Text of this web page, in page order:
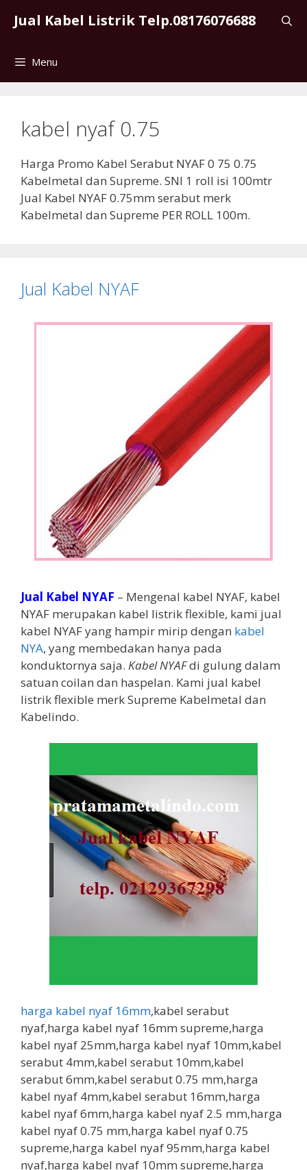
Jual Kabel Listrik Telp.08176076688
Menu
kabel nyaf 0.75
Harga Promo Kabel Serabut NYAF 0 75 0.75
Kabelmetal dan Supreme. SNI 1 roll isi 100mtr
Jual Kabel NYAF 0.75mm serabut merk
Kabelmetal dan Supreme PER ROLL 100m.
Jual Kabel NYAF
Jual Kabel NYAF – Mengenal kabel NYAF, kabel
NYAF merupakan kabel listrik flexible, kami jual
kabel NYAF yang hampir mirip dengan kabel
NYA, yang membedakan hanya pada
konduktornya saja. Kabel NYAFdi gulung dalam
satuan coilan dan haspelan. Kami jual kabel
listrik flexible merk Supreme Kabelmetal dan
Kabelindo.
harga kabel nyaf 16mm,kabel serabut
nyaf,harga kabel nyaf 16mm supreme,harga
kabel nyaf 25mm,harga kabel nyaf 10mm,kabel
serabut 4mm,kabel serabut 10mm,kabel
serabut 6mm,kabel serabut 0.75 mm,harga
kabel nyaf 4mm,kabel serabut 16mm,harga
kabel nyaf 6mm,harga kabel nyaf 2.5 mm,harga
kabel nyaf 0.75 mm,harga kabel nyaf 0.75
supreme,harga kabel nyaf 95mm,harga kabel
nyaf,harga kabel nyaf 10mm supreme,harga